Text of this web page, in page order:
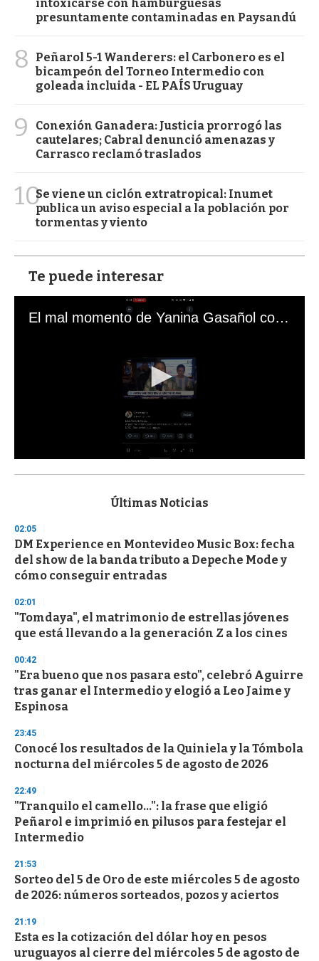
intoxicarse con hamburguesas
presuntamente contaminadas en Paysandú
8
Peñarol 5-1 Wanderers: el Carbonero es el
bicampeón del Torneo Intermedio con
goleada incluida - EL PAÍS Uruguay
9
Conexión Ganadera: Justicia prorrogó las
cautelares; Cabral denunció amenazas y
Carrasco reclamó traslados
10Se viene un ciclón extratropical: Inumet
publica un aviso especial a la población por
tormentas y viento
Te puede interesar
El mal momento de Yanina Gasañol con un hincha argentino en "Subrayado"
s
d
s
o
f
3
s
e
o
d
s
Últimas Noticias
02:05
DM Experience en Montevideo Music Box: fecha
del show de la banda tributo a Depeche Mode y
cómo conseguir entradas
02:01
"Tomdaya", el matrimonio de estrellas jóvenes
que está llevando a la generación Z a los cines
00:42
"Era bueno que nos pasara esto", celebró Aguirre
tras ganar el Intermedio y elogió a Leo Jaime y
Espinosa
23:45
Conocé los resultados de la Quiniela y la Tómbola
nocturna del miércoles 5 de agosto de 2026
22:49
"Tranquilo el camello...": la frase que eligió
Peñarol e imprimió en pilusos para festejar el
Intermedio
21:53
Sorteo del 5 de Oro de este miércoles 5 de agosto
de 2026: números sorteados, pozos y aciertos
21:19
Esta es la cotización del dólar hoy en pesos
uruguayos al cierre del miércoles 5 de agosto de